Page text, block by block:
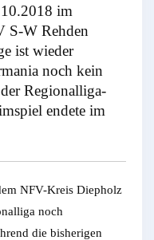
im
S-W Rehden
ist wieder
noch kein
Regionalliga-
endete im
NFV-Kreis Diepholz
noch
die bisherigen